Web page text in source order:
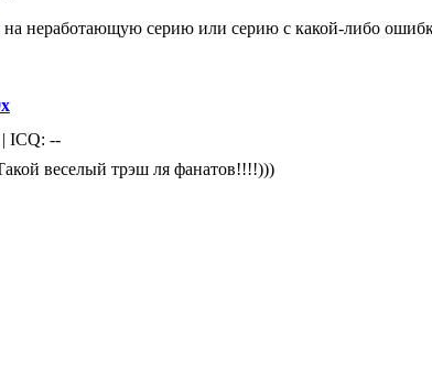
неработающую серию или серию с какой-либо
| ICQ: --
веселый трэш ля фанатов!!!!)))